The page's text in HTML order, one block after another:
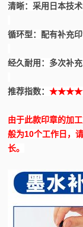
清晰：采用日本技
循环型：配有补充印
经久耐用：多次补
推荐指数：
由于此款印章的加
般为10个工作日，
长。